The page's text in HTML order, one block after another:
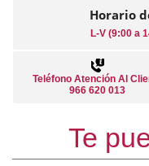
Horario
L-V (9:00 a
Teléfono Atención Al
966 620 013
Te